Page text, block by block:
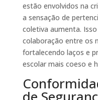
estão envolvidos na
a sensação de
coletiva aumenta.
colaboração entre os
fortalecendo laços e
escolar mais coeso e